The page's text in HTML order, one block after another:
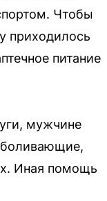
Чтобы
приходилось
питание
мужчине
Иная помощь